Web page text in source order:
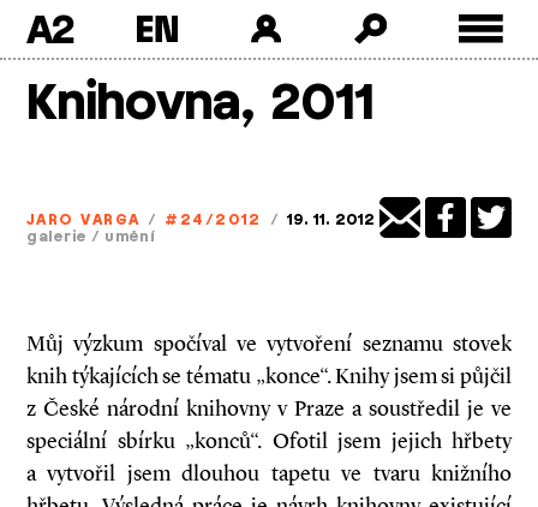
A2
Knihovna, 2011
JARO VARGA / #24/2012 / 19. 11. 2012
galerie / umění
Můj výzkum spočíval ve vytvoření seznamu stovek
knih týkajících se tématu „konce“. Knihy jsem si půjčil
z České národní knihovny v Praze a soustředil je ve
speciální sbírku „konců“. Ofotil jsem jejich hřbety
a vytvořil jsem dlouhou tapetu ve tvaru knižního